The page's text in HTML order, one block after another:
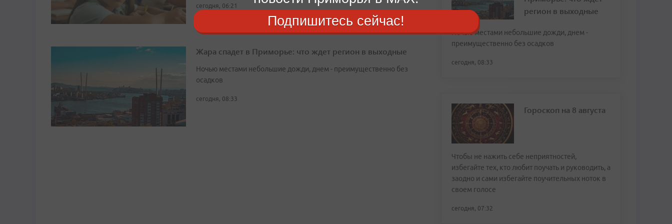
сегодня, 06:21
Жара спадет в Приморье: что ждет регион в выходные
Ночью местами небольшие дожди, днем - преимущественно без
осадков
сегодня, 08:33
регион в выходные
Ночью местами небольшие дожди, днем -
преимущественно без осадков
сегодня, 08:33
Гороскоп на 8 августа
Чтобы не нажить себе неприятностей,
избегайте тех, кто любит поучать и руководить, а
заодно и сами избегайте поучительных ноток в
своем голосе
сегодня, 07:32
Подпишитесь сейчас!